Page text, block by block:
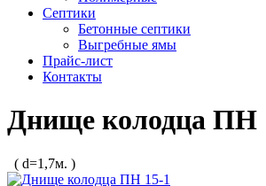
Септики
Бетонные септики
Выгребные ямы
Прайс-лист
Контакты
Днище колодца ПН
( d=1,7м. )